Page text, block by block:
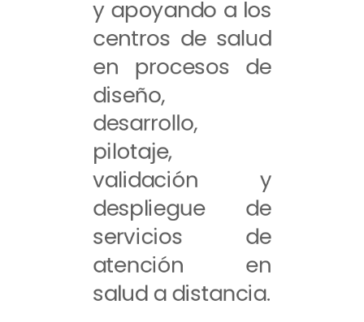
y apoyando a los
centros de salud
en procesos de
diseño,
desarrollo,
pilotaje,
validación y
despliegue de
servicios de
atención en
salud a distancia.